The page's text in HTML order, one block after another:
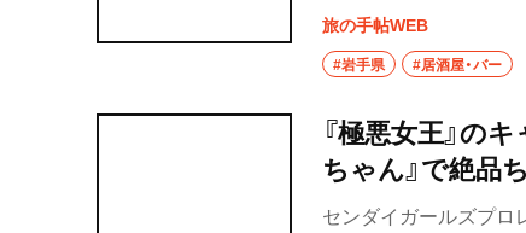
すめする横丁を3回に分
通商店街）へ。鳥居と
酔いしれよう。
旅の手帖WEB
#岩手県 #居酒屋・バー
『極悪女王』の
ちゃん』で絶品
らYABAI！】
センダイガールズプロ